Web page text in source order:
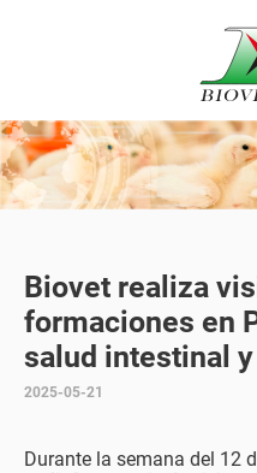
Biovet realiza
formaciones en
salud intestinal
2025-05-21
Durante la semana del 12